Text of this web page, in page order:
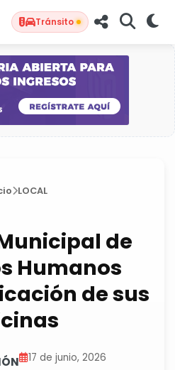
Tránsito
LOCAL
de
Humanos
de sus
17 de junio, 2026